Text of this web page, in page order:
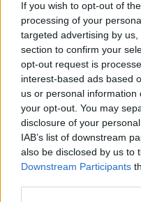
If you wish to opt-out of
processing of your
targeted advertising by
section to confirm your
opt-out request is
interest-based ads based
us or personal
your opt-out. You may
disclosure of your
IAB’s list of downstream
also be disclosed by us to
Downstream Participants
Tételszám: 286
Eladó adatai